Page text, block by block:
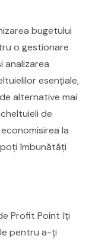
bugetului
o gestionare
analizarea
esențiale,
alternative mai
de
la
îmbunătăți
Profit Point îți
pentru a-ți